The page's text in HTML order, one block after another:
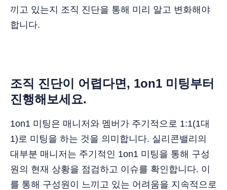
끼고 있는지 조직 진단을 통해 미리 알고 변화해야
합니다.
조직 진단이 어렵다면, 1on1 미팅부터
진행해보세요.
1on1 미팅은 매니저와 멤버가 주기적으로 1:1(1대
1)로 미팅을 하는 것을 의미합니다. 실리콘밸리의
대부분 매니저는 주기적인 1on1 미팅을 통해 구성
원의 현재 상황을 점검하고 이슈를 확인합니다. 이
를 통해 구성원이 느끼고 있는 어려움을 지속적으로